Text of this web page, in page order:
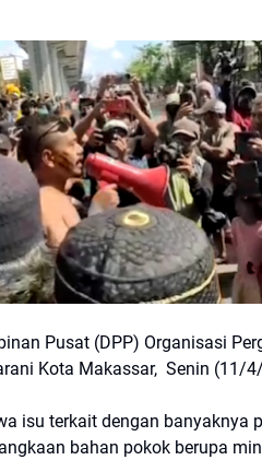
Pusat (DPP) Organisasi
Kota Makassar, Senin (11/
isu terkait dengan banyaknya
bahan pokok berupa